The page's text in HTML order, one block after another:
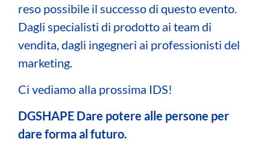
reso possibile il successo di questo evento.
Dagli specialisti di prodotto ai team di
vendita, dagli ingegneri ai professionisti del
marketing.
Ci vediamo alla prossima IDS!
DGSHAPE Dare potere alle persone per
dare forma al futuro.